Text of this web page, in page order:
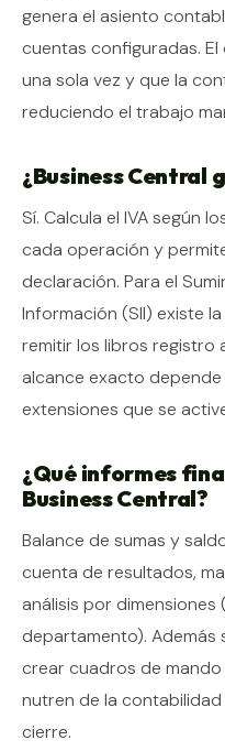
genera el asiento
cuentas configuradas.
una sola vez y que la
reduciendo el trabajo
¿Business Central
Sí. Calcula el IVA según
cada operación y
declaración. Para el
Información (SII) existe
remitir los libros registro
alcance exacto
extensiones que se
¿Qué informes
Business Central?
Balance de sumas y
cuenta de resultados,
análisis por
departamento). Además
crear cuadros de mando
nutren de la
cierre.